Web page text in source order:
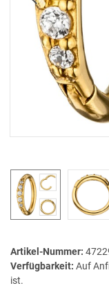
Artikel-Nummer:
Verfügbarkeit: Auf
ist.